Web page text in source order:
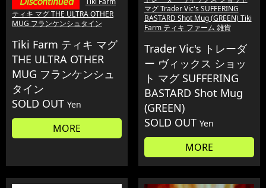
ティキ マグ THE ULTRA OTHER
MUG フランケンシュタイン
Tiki Farm ティキ マグ
THE ULTRA OTHER
MUG フランケンシュ
タイン
SOLD OUT Yen
MORE
マグ Trader Vic's SUFFERING
BASTARD Shot Mug (GREEN) Tiki
Farm ティキ ファーム 雑貨
Trader Vic's トレーダ
ー ヴィックス ショッ
ト マグ SUFFERING
BASTARD Shot Mug
(GREEN)
SOLD OUT Yen
MORE